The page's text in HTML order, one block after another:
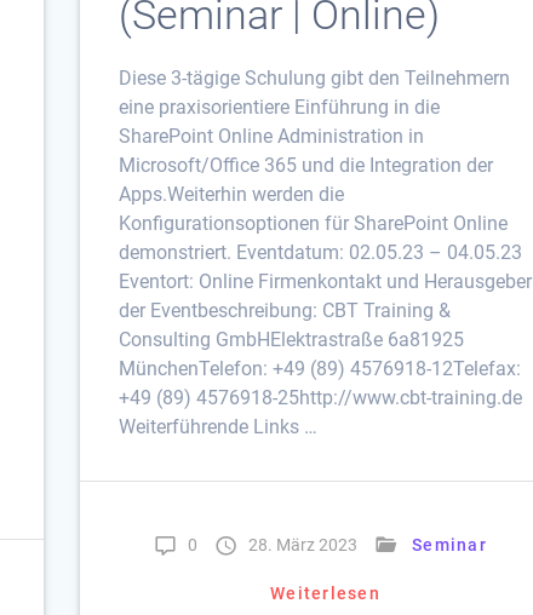
(Seminar | Online)
Diese 3-tägige Schulung gibt den Teilnehmern
eine praxisorientiere Einführung in die
SharePoint Online Administration in
Microsoft/Office 365 und die Integration der
Apps.Weiterhin werden die
Konfigurationsoptionen für SharePoint Online
demonstriert. Eventdatum: 02.05.23 – 04.05.23
Eventort: Online Firmenkontakt und Herausgeber
der Eventbeschreibung: CBT Training &
Consulting GmbHElektrastraße 6a81925
MünchenTelefon: +49 (89) 4576918-12Telefax:
+49 (89) 4576918-25http://www.cbt-training.de
Weiterführende Links …
0 28. März 2023 Seminar
Weiterlesen